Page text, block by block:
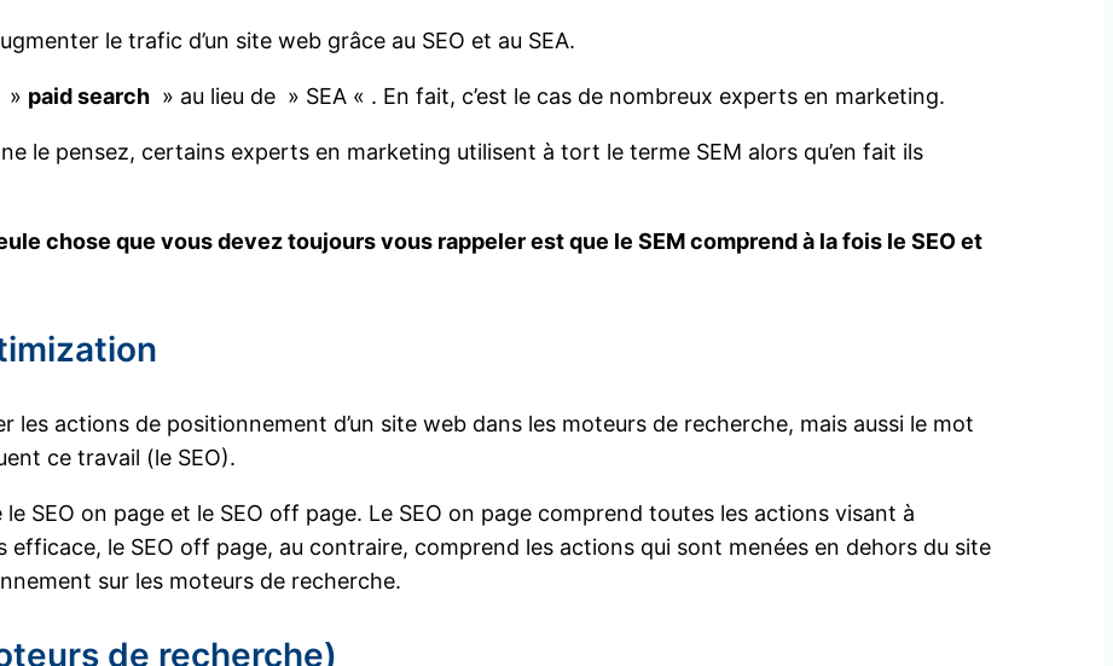
le trafic d’un site web grâce au SEO et au SEA.
» paid search» au lieu de » SEA « . En fait, c’est le cas de nombreux experts en marketing.
le pensez, certains experts en marketing utilisent à tort le terme SEM alors qu’en fait ils
chose que vous devez toujours vous rappeler est que le SEM comprend à la fois le SEO et
les actions de positionnement d’un site web dans les moteurs de recherche, mais aussi le mot
ce travail (le SEO).
SEO on page et le SEO off page. Le SEO on page comprend toutes les actions visant à
efficace, le SEO off page, au contraire, comprend les actions qui sont menées en dehors du site
sur les moteurs de recherche.
de recherche)